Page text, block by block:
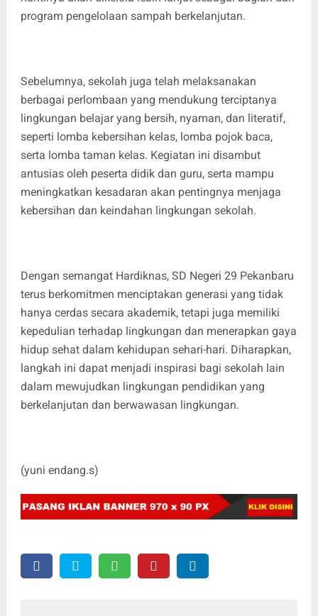
program pengelolaan sampah berkelanjutan.
Sebelumnya, sekolah juga telah melaksanakan
berbagai perlombaan yang mendukung terciptanya
lingkungan belajar yang bersih, nyaman, dan literatif,
seperti lomba kebersihan kelas, lomba pojok baca,
serta lomba taman kelas. Kegiatan ini disambut
antusias oleh peserta didik dan guru, serta mampu
meningkatkan kesadaran akan pentingnya menjaga
kebersihan dan keindahan lingkungan sekolah.
Dengan semangat Hardiknas, SD Negeri 29 Pekanbaru
terus berkomitmen menciptakan generasi yang tidak
hanya cerdas secara akademik, tetapi juga memiliki
kepedulian terhadap lingkungan dan menerapkan gaya
hidup sehat dalam kehidupan sehari-hari. Diharapkan,
langkah ini dapat menjadi inspirasi bagi sekolah lain
dalam mewujudkan lingkungan pendidikan yang
berkelanjutan dan berwawasan lingkungan.
(yuni endang.s)